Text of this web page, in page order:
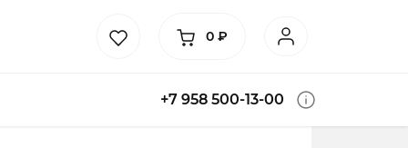
0 ₽
+7 958 500-13-00